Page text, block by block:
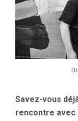
Savez-vous
rencontre avec